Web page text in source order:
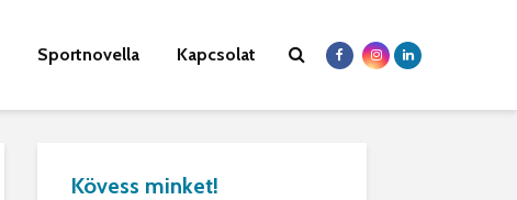
Sportnovella Kapcsolat
Kövess minket!